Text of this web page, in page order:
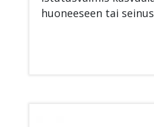
huo­nee­seen tai